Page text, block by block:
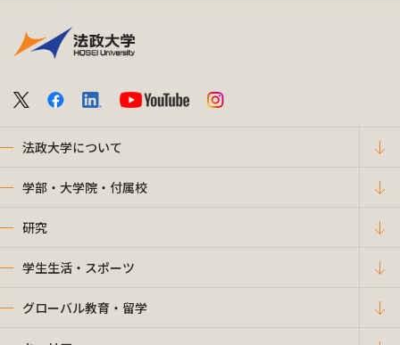
法政大学について
学部・大学院・付属校
研究
学生生活・スポーツ
グローバル教育・留学